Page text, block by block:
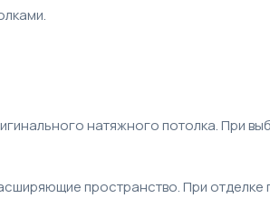
натяжного потолка. При
пространство. При